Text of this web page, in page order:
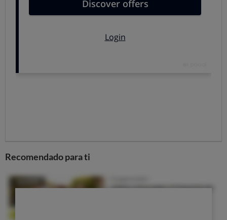
normativa, aplicando el principio de precaución
varias ciudades francesas, como París, Lyon, Lille,
retirar el atún de los menús escolares
España, yel consumo de atún en conserva no
En OCUrealizamos hace un tiempo un análisis de atún
Recomendado para ti